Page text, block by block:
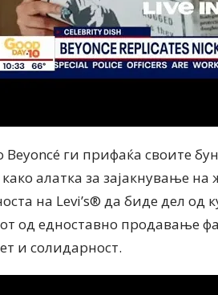
Beyoncé ги прифаќа своите
како алатка за зајакнување
на Levi’s® да биде дел од
од едноставно продавање
и солидарност.